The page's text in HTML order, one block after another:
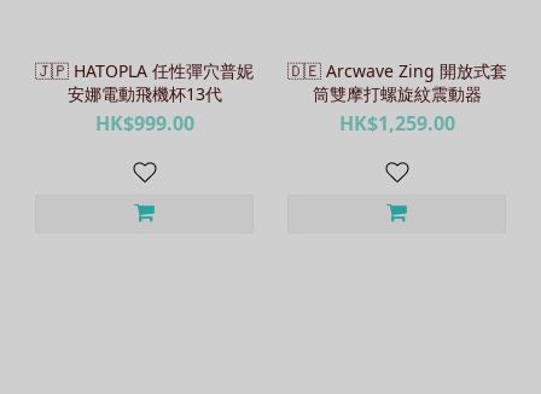
🇯🇵 HATOPLA 任性彈穴普妮
安娜電動飛機杯13代
HK$999.00
🇩🇪 Arcwave Zing 開放式套
筒雙摩打螺旋紋震動器
HK$1,259.00